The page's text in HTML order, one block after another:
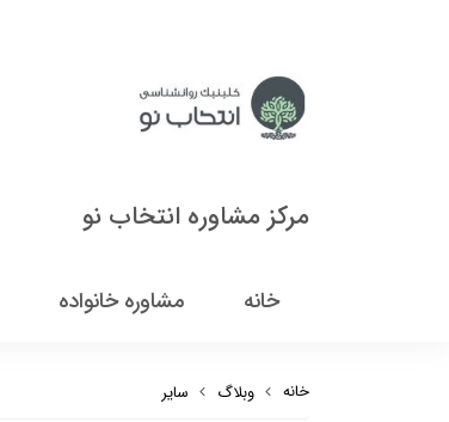
مرکز مشاوره انتخاب نو
خانه مشاوره خانواده
خانه وبلاگ سایر